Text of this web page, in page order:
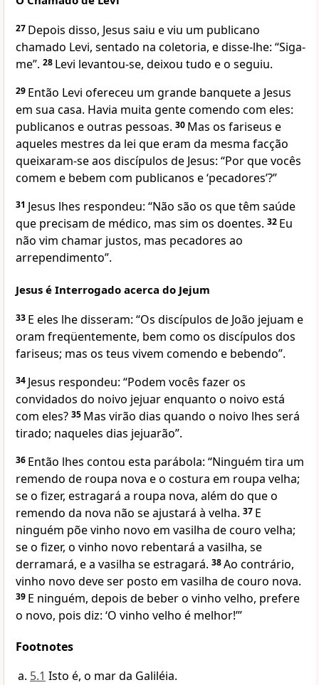
27 Depois disso, Jesus saiu e viu um publicano
chamado Levi, sentado na coletoria, e disse-lhe: “Siga-
me”. 28 Levi levantou-se, deixou tudo e o seguiu.
29 Então Levi ofereceu um grande banquete a Jesus
em sua casa. Havia muita gente comendo com eles:
publicanos e outras pessoas. 30 Mas os fariseus e
aqueles mestres da lei que eram da mesma facção
queixaram-se aos discípulos de Jesus: “Por que vocês
comem e bebem com publicanos e ‘pecadores’?”
31 Jesus lhes respondeu: “Não são os que têm saúde
que precisam de médico, mas sim os doentes. 32 Eu
não vim chamar justos, mas pecadores ao
arrependimento”.
Jesus é Interrogado acerca do Jejum
33 E eles lhe disseram: “Os discípulos de João jejuam e
oram freqüentemente, bem como os discípulos dos
fariseus; mas os teus vivem comendo e bebendo”.
34 Jesus respondeu: “Podem vocês fazer os
convidados do noivo jejuar enquanto o noivo está
com eles? 35 Mas virão dias quando o noivo lhes será
tirado; naqueles dias jejuarão”.
36 Então lhes contou esta parábola: “Ninguém tira um
remendo de roupa nova e o costura em roupa velha;
se o fizer, estragará a roupa nova, além do que o
remendo da nova não se ajustará à velha. 37 E
ninguém põe vinho novo em vasilha de couro velha;
se o fizer, o vinho novo rebentará a vasilha, se
derramará, e a vasilha se estragará. 38Ao contrário,
vinho novo deve ser posto em vasilha de couro nova.
39 E ninguém, depois de beber o vinho velho, prefere
o novo, pois diz: ‘O vinho velho é melhor!’”
Footnotes
5.1 Isto é, o mar da Galiléia.